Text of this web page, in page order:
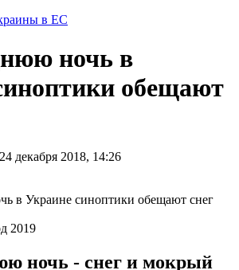
в ЕС
ночь в
обещают
декабря 2018, 14:26
2019
ночь - снег и мокрый